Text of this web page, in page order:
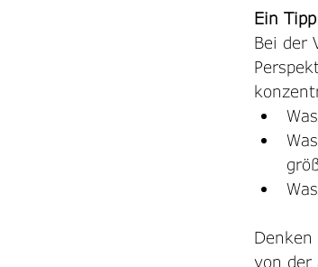
Ein
Bei der
von der